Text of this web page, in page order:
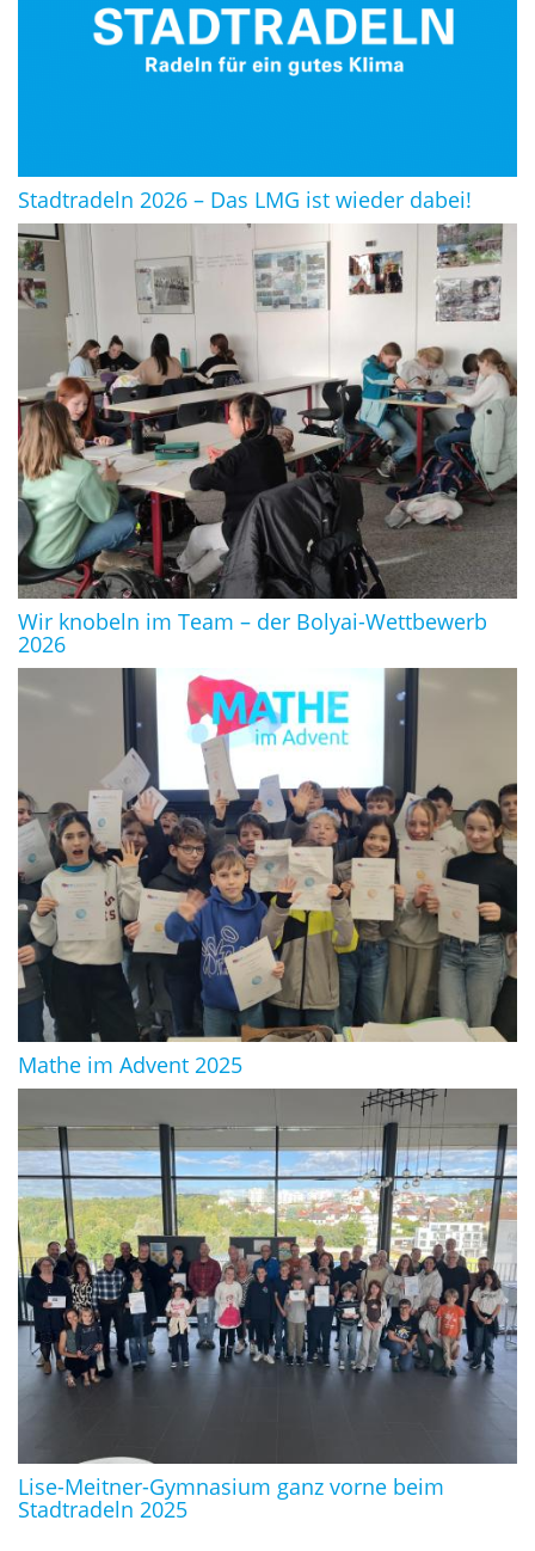
Stadtradeln 2026 – Das LMG ist wieder dabei!
Wir knobeln im Team – der Bolyai-Wettbewerb
2026
Mathe im Advent 2025
Lise-Meitner-Gymnasium ganz vorne beim
Stadtradeln 2025